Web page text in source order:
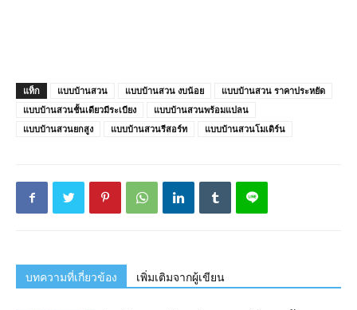
แท็ก แบบบ้านสวน แบบบ้านสวน งบน้อย
แบบบ้านสวน ราคาประหยัด
แบบบ้านสวนชั้นเดียวมีระเบียง
แบบบ้านสวนพร้อมแปลน
แบบบ้านสวนยกสูง
แบบบ้านสวนรีสอร์ท แบบบ้านสวนโมเดิร์น
บทความที่เกี่ยวข้อง เพิ่มเติมจากผู้เขียน